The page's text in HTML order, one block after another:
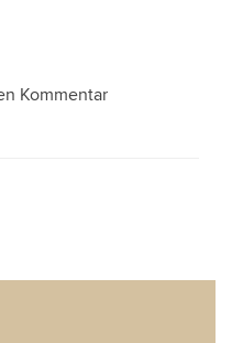
Kommentar